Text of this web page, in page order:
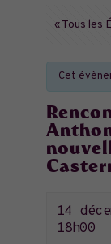
« Tous les
Cet
14
18h00